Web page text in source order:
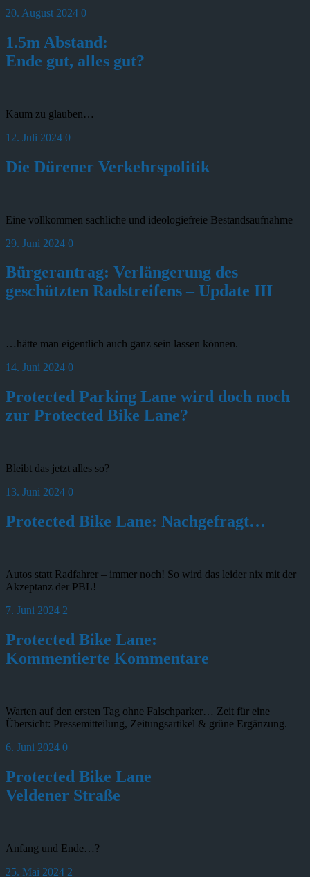
20. August 2024 0
1.5m Abstand:
Ende gut, alles gut?
Kaum zu glauben…
12. Juli 2024 0
Die Dürener Verkehrspolitik
Eine vollkommen sachliche und ideologiefreie Bestandsaufnahme
29. Juni 2024 0
Bürgerantrag: Verlängerung des
geschützten Radstreifens – Update III
…hätte man eigentlich auch ganz sein lassen können.
14. Juni 2024 0
Protected Parking Lane wird doch noch
zur Protected Bike Lane?
Bleibt das jetzt alles so?
13. Juni 2024 0
Protected Bike Lane: Nachgefragt…
Autos statt Radfahrer – immer noch! So wird das leider nix mit der
Akzeptanz der PBL!
7. Juni 2024 2
Protected Bike Lane:
Kommentierte Kommentare
Warten auf den ersten Tag ohne Falschparker… Zeit für eine
Übersicht: Pressemitteilung, Zeitungsartikel & grüne Ergänzung.
6. Juni 2024 0
Protected Bike Lane
Veldener Straße
Anfang und Ende…?
25. Mai 2024 2